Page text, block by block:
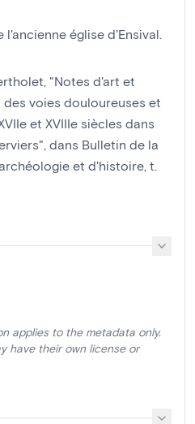
église d'Ensival.
"Notes d'art et
voies douloureuses et
et XVIIIe siècles dans
dans Bulletin de la
et d'histoire, t.
applies to the metadata only.
have their own license or